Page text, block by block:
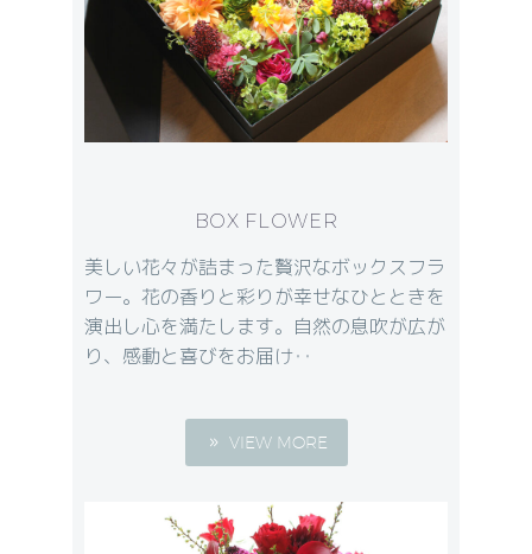
BOX FLOWER
美しい花々が詰まった贅沢なボックスフラ
ワー。花の香りと彩りが幸せなひとときを
演出し心を満たします。自然の息吹が広が
り、感動と喜びをお届け‥
VIEW MORE